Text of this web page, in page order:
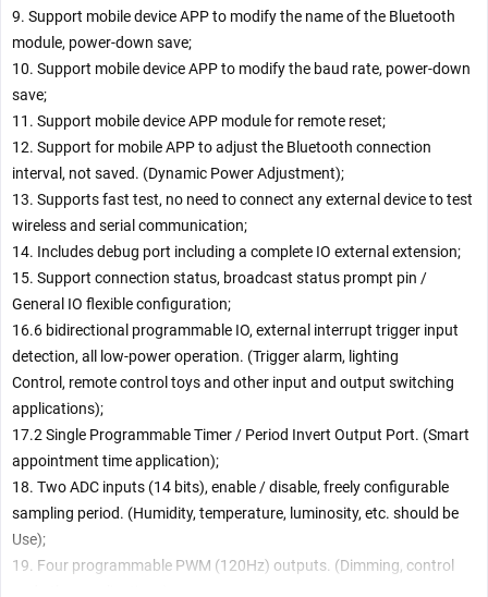
9. Support mobile device APP to modify the name of the Bluetooth
module, power-down save;
10. Support mobile device APP to modify the baud rate, power-down
save;
11. Support mobile device APP module for remote reset;
12. Support for mobile APP to adjust the Bluetooth connection
interval, not saved. (Dynamic Power Adjustment);
13. Supports fast test, no need to connect any external device to test
wireless and serial communication;
14. Includes debug port including a complete IO external extension;
15. Support connection status, broadcast status prompt pin /
General IO flexible configuration;
16.6 bidirectional programmable IO, external interrupt trigger input
detection, all low-power operation. (Trigger alarm, lighting
Control, remote control toys and other input and output switching
applications);
17.2 Single Programmable Timer / Period Invert Output Port. (Smart
appointment time application);
18. Two ADC inputs (14 bits), enable / disable, freely configurable
sampling period. (Humidity, temperature, luminosity, etc. should be
Use);
19. Four programmable PWM (120Hz) outputs. (Dimming, control